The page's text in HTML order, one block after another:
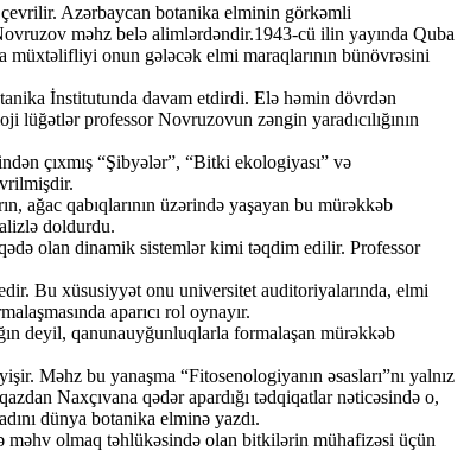
Azərbaycan botanika elminin görkəmli
məhz belə alimlərdəndir.1943-cü ilin yayında Quba
onun gələcək elmi maraqlarının bünövrəsini
İnstitutunda davam etdirdi. Elə həmin dövrdən
lüğətlər professor Novruzovun zəngin yaradıcılığının
çıxmış “Şibyələr”, “Bitki ekologiyası” və
ağac qabıqlarının üzərində yaşayan bu mürəkkəb
doldurdu.
olan dinamik sistemlər kimi təqdim edilir. Professor
Bu xüsusiyyət onu universitet auditoriyalarında, elmi
aparıcı rol oynayır.
deyil, qanunauyğunluqlarla formalaşan mürəkkəb
Məhz bu yanaşma “Fitosenologiyanın əsasları”nı yalnız
Naxçıvana qədər apardığı tədqiqatlar nəticəsində o,
dünya botanika elminə yazdı.
olmaq təhlükəsində olan bitkilərin mühafizəsi üçün